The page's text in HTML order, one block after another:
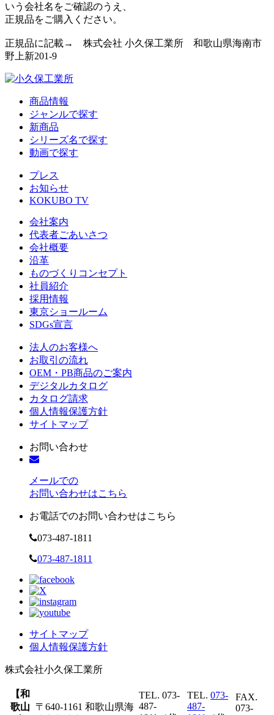
いう会社名をご確認のうえ、
正規品をご購入ください。
正規品に記載→ 株式会社 小久保工業所 和歌山県海南市
野上新201-9
商品情報
ジャンルで探す
新商品
シリーズ名で探す
動画で探す
プレス
お知らせ
KOKUBO TV
会社案内
代表者ごあいさつ
会社概要
沿革
ものづくりコンセプト
社員紹介
採用情報
東京ショールーム
SDGs宣言
法人のお客様へ
お取引の流れ
OEM・PB商品のご案内
デジタルカタログ
カタログ請求
個人情報保護方針
サイトマップ
お問い合わせ
メールでの
お問い合わせはこちら
お電話でのお問い合わせはこちら
073-487-1811
073-487-1811
サイトマップ
個人情報保護方針
株式会社小久保工業所
【和
歌山
〒640-1161 和歌山県海
TEL. 073-
487-
TEL. 073-
487-
FAX.
073-